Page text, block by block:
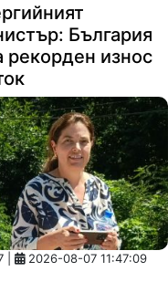
България
рекорден износ
| 2026-08-07 11:47:09